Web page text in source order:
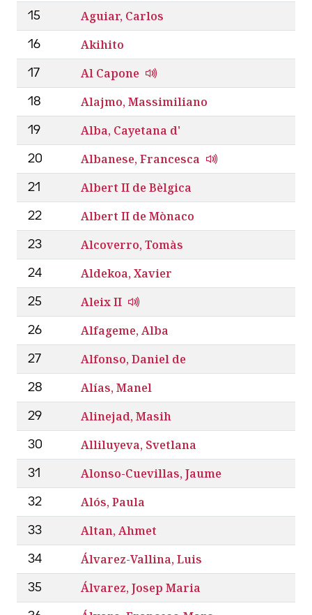
15 Aguiar, Carlos
16 Akihito
17 Al Capone
18 Alajmo, Massimiliano
19 Alba, Cayetana d'
20 Albanese, Francesca
21 Albert II de Bèlgica
22 Albert II de Mònaco
23 Alcoverro, Tomàs
24 Aldekoa, Xavier
25 Aleix II
26 Alfageme, Alba
27 Alfonso, Daniel de
28 Alías, Manel
29 Alinejad, Masih
30 Alliluyeva, Svetlana
31 Alonso-Cuevillas, Jaume
32 Alós, Paula
33 Altan, Ahmet
34 Álvarez-Vallina, Luis
35 Álvarez, Josep Maria